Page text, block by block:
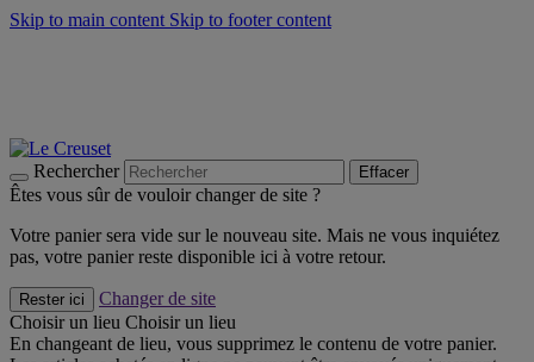
Skip to main content Skip to footer content
Rechercher Effacer
Êtes vous sûr de vouloir changer de site ?
Votre panier sera vide sur le nouveau site. Mais ne vous inquiétez
pas, votre panier reste disponible ici à votre retour.
Rester ici
Changer de site
Choisir un lieu Choisir un lieu
En changeant de lieu, vous supprimez le contenu de votre panier.